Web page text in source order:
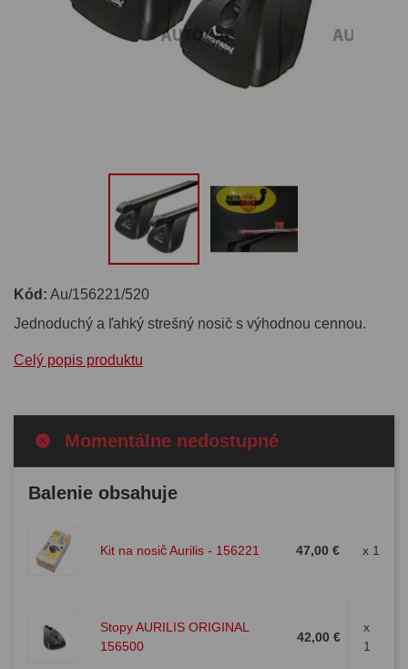
Kód: Au/156221/520
Jednoduchý a ľahký strešný nosič s výhodnou cennou.
Celý popis produktu
Momentálne nedostupné
Balenie obsahuje
Kit na nosič Aurilis - 156221 47,00 € x 1
Stopy AURILIS ORIGINAL
156500
42,00 €
x
1